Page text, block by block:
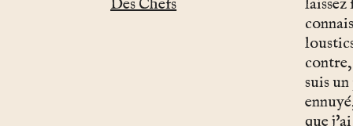
Des Chefs
laissez
suis
que